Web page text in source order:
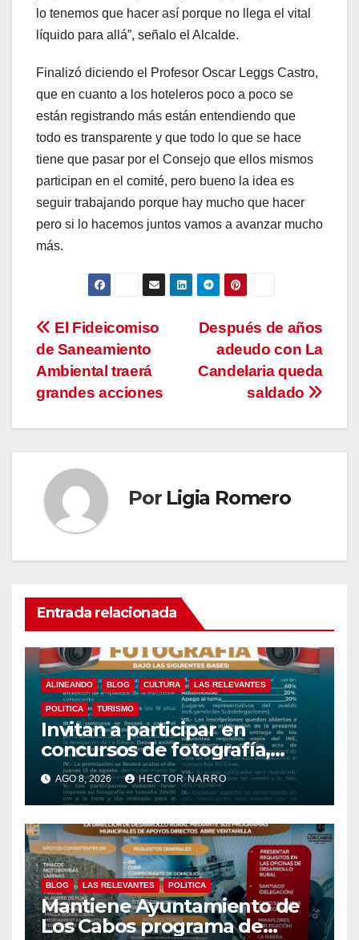
lo tenemos que hacer así porque no llega el vital
líquido para allá”, señalo el Alcalde.
Finalizó diciendo el Profesor Oscar Leggs Castro,
que en cuanto a los hoteleros poco a poco se
están registrando más están entendiendo que
todo es transparente y que todo lo que se hace
tiene que pasar por el Consejo que ellos mismos
participan en el comité, pero bueno la idea es
seguir trabajando porque hay mucho que hacer
pero si lo hacemos juntos vamos a avanzar mucho
más.
Navegación
de
entradas
Después de años
adeudo con La
Candelaria queda
saldado
El Fideicomiso
de Saneamiento
Ambiental traerá
grandes acciones
Por Ligia Romero
Entrada relacionada
ALINEANDO BLOG CULTURA LAS RELEVANTES
POLITICA TURISMO
Invitan a participar en
concursos de fotografía,
canto y pintura de las Fiestas
Tradicionales La Ribera 2026
AGO 8, 2026 HECTOR NARRO
BLOG LAS RELEVANTES POLITICA
Mantiene Ayuntamiento de
Los Cabos programa de